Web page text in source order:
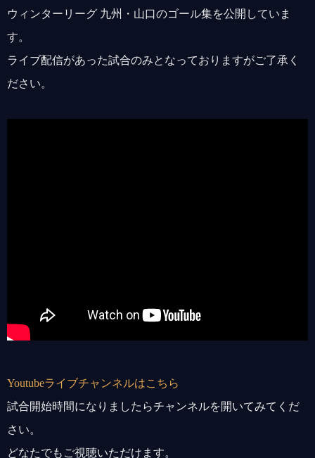
ウィンターリーグ 九州・山口のゴール集を公開していま
す。
ライブ配信があった試合のみとなっておりますがご了承く
ださい。
Youtubeライブチャンネルはこちら
試合開始時間になりましたらチャンネルを開いてみてくだ
さい。
どなたでもご視聴いただけます。